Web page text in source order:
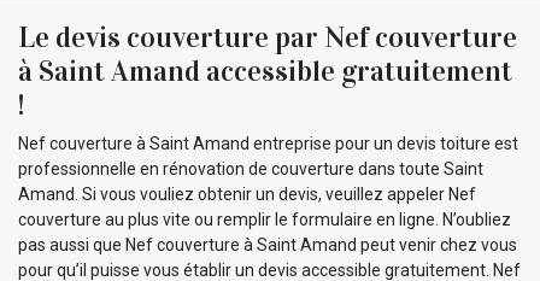
Le devis couverture par Nef couverture
à Saint Amand accessible gratuitement
!
Nef couverture à Saint Amand entreprise pour un devis toiture est
professionnelle en rénovation de couverture dans toute Saint
Amand. Si vous vouliez obtenir un devis, veuillez appeler Nef
couverture au plus vite ou remplir le formulaire en ligne. N’oubliez
pas aussi que Nef couverture à Saint Amand peut venir chez vous
pour qu’il puisse vous établir un devis accessible gratuitement. Nef